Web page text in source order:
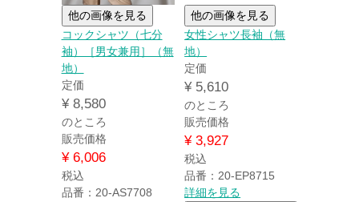
他の画像を見る
コックシャツ（七分
袖）［男女兼用］（無
地）
定価
¥ 8,580
のところ
販売価格
¥ 6,006
税込
品番：20-AS7708
他の画像を見る
女性シャツ長袖（無
地）
定価
¥ 5,610
のところ
販売価格
¥ 3,927
税込
品番：20-EP8715
詳細を見る